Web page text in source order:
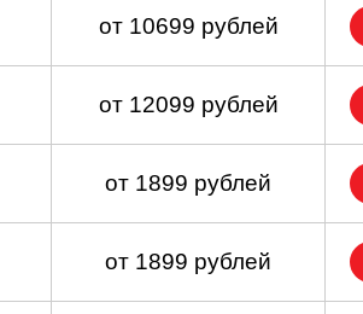
от 10699 рублей
от 12099 рублей
от 1899 рублей
от 1899 рублей